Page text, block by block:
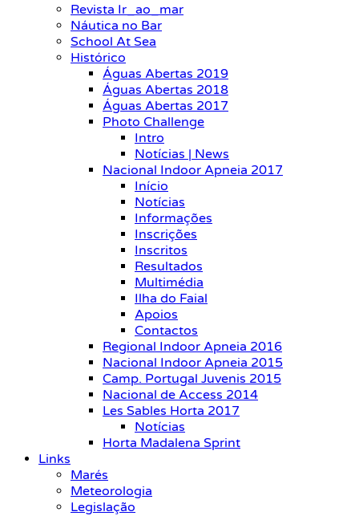
Revista Ir_ao_mar
Náutica no Bar
School At Sea
Histórico
Águas Abertas 2019
Águas Abertas 2018
Águas Abertas 2017
Photo Challenge
Intro
Notícias | News
Nacional Indoor Apneia 2017
Início
Notícias
Informações
Inscrições
Inscritos
Resultados
Multimédia
Ilha do Faial
Apoios
Contactos
Regional Indoor Apneia 2016
Nacional Indoor Apneia 2015
Camp. Portugal Juvenis 2015
Nacional de Access 2014
Les Sables Horta 2017
Notícias
Horta Madalena Sprint
Links
Marés
Meteorologia
Legislação